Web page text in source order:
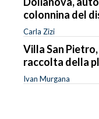
colonnina del
Carla Zizi
Villa San
raccolta della
Ivan Murgana